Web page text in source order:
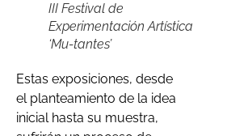
III Festival de
Experimentación Artística
‘Mu-tantes’
Estas exposiciones, desde
el planteamiento de la idea
inicial hasta su muestra,